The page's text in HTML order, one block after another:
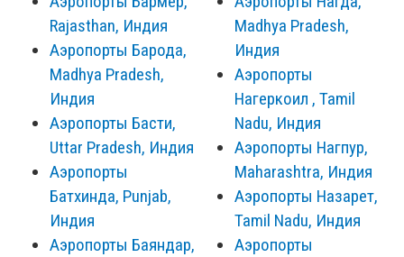
Rajasthan, Индия
Аэропорты Барода,
Madhya Pradesh,
Индия
Аэропорты Басти,
Uttar Pradesh, Индия
Аэропорты
Батхинда, Punjab,
Индия
Аэропорты Баяндар,
Madhya Pradesh,
Индия
Аэропорты
Нагеркоил , Tamil
Nadu, Индия
Аэропорты Нагпур,
Maharashtra, Индия
Аэропорты Назарет,
Tamil Nadu, Индия
Аэропорты